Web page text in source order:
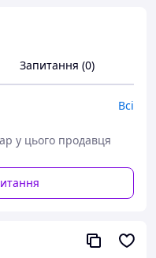
23,7
- 24,5
+/- 2мм.
Запитання (0)
Всі
у цього продавця